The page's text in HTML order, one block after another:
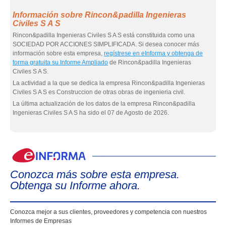
Información sobre Rincon&padilla Ingenieras
Civiles S A S
Rincon&padilla Ingenieras Civiles S A S está constituida como una
SOCIEDAD POR ACCIONES SIMPLIFICADA. Si desea conocer más
información sobre esta empresa, regístrese en eInforma y obtenga de
forma gratuita su Informe Ampliado de Rincon&padilla Ingenieras
Civiles S A S.
La actividad a la que se dedica la empresa Rincon&padilla Ingenieras
Civiles S A S es Construccion de otras obras de ingenieria civil.
La última actualización de los datos de la empresa Rincon&padilla
Ingenieras Civiles S A S ha sido el 07 de Agosto de 2026.
Conozca más sobre esta empresa.
Obtenga su Informe ahora.
Conozca mejor a sus clientes, proveedores y competencia con nuestros
Informes de Empresas